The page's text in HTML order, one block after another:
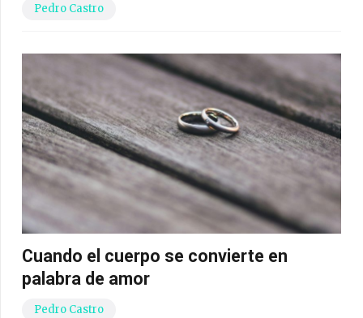
Pedro Castro
Cuando el cuerpo se convierte en
palabra de amor
Pedro Castro